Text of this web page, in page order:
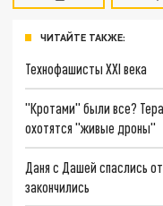
ЧИТАЙТЕ ТАКЖЕ:
Технофашисты XXI века
"Кротами" были все?
охотятся "живые дроны"
Даня с Дашей спаслись
закончились